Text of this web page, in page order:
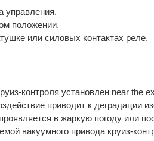
управления.
положении.
или силовых контактах реле.
контроля установлен near the
приводит к
в жаркую погоду или
вакуумного привода круиз-